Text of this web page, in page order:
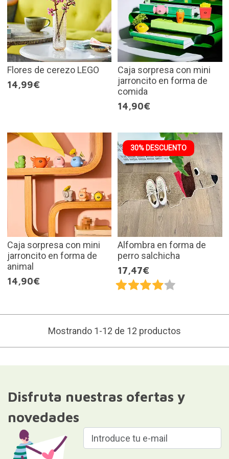
Flores de cerezo LEGO
14,99€
Caja sorpresa con mini
jarroncito en forma de
comida
14,90€
Caja sorpresa con mini
jarroncito en forma de
animal
14,90€
30% DESCUENTO
Alfombra en forma de
perro salchicha
17,47€
Mostrando 1-12 de 12 productos
Disfruta nuestras ofertas y
novedades